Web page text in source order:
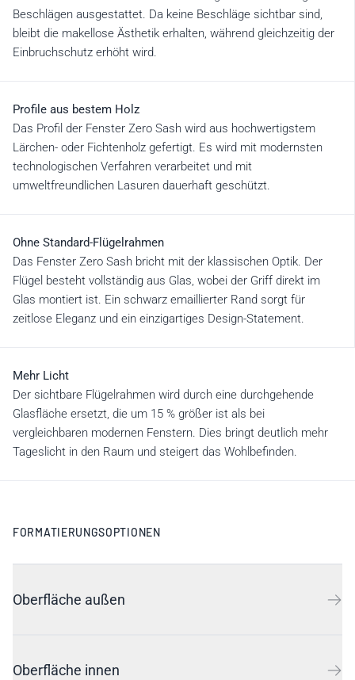
Beschlägen ausgestattet. Da keine Beschläge sichtbar sind,
bleibt die makellose Ästhetik erhalten, während gleichzeitig der
Einbruchschutz erhöht wird.
Profile aus bestem Holz
Das Profil der Fenster Zero Sash wird aus hochwertigstem
Lärchen- oder Fichtenholz gefertigt. Es wird mit modernsten
technologischen Verfahren verarbeitet und mit
umweltfreundlichen Lasuren dauerhaft geschützt.
Ohne Standard-Flügelrahmen
Das Fenster Zero Sash bricht mit der klassischen Optik. Der
Flügel besteht vollständig aus Glas, wobei der Griff direkt im
Glas montiert ist. Ein schwarz emaillierter Rand sorgt für
zeitlose Eleganz und ein einzigartiges Design-Statement.
Mehr Licht
Der sichtbare Flügelrahmen wird durch eine durchgehende
Glasfläche ersetzt, die um 15 % größer ist als bei
vergleichbaren modernen Fenstern. Dies bringt deutlich mehr
Tageslicht in den Raum und steigert das Wohlbefinden.
FORMATIERUNGSOPTIONEN
Oberfläche außen
Oberfläche innen